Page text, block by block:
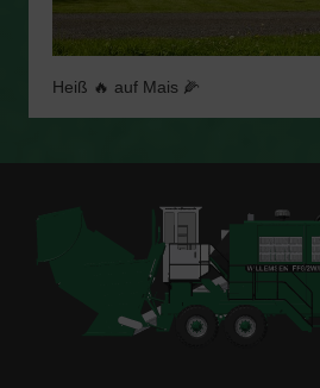
Heiß 🔥 auf Mais 🌽